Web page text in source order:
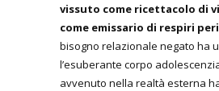
vissuto come ricettacolo di
come emissario di respiri
bisogno relazionale negato ha
l’esuberante corpo
avvenuto nella realtà esterna